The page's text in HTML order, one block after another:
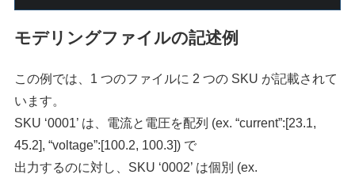
モデリングファイルの記述例
この例では、1 つのファイルに 2 つの SKU が記載されて
います。
SKU ‘0001’ は、電流と電圧を配列 (ex. “current”:[23.1,
45.2], “voltage”:[100.2, 100.3]) で
出力するのに対し、SKU ‘0002’ は個別 (ex.